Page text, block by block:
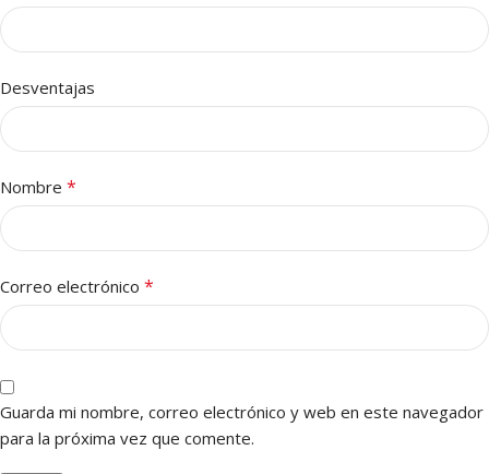
Desventajas
Nombre *
Correo electrónico *
Guarda mi nombre, correo electrónico y web en este navegador
para la próxima vez que comente.